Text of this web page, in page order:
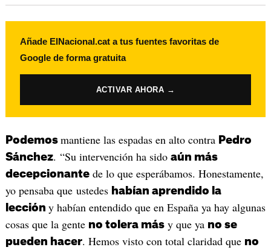
Añade ElNacional.cat a tus fuentes favoritas de
Google de forma gratuita
ACTIVAR AHORA →
Podemos mantiene las espadas en alto contra Pedro
Sánchez. “Su intervención ha sido aún más
decepcionantede lo que esperábamos. Honestamente,
yo pensaba que ustedes habían aprendido la
lección y habían entendido que en España ya hay algunas
cosas que la gente no tolera másy que ya no se
pueden hacer. Hemos visto con total claridad que no